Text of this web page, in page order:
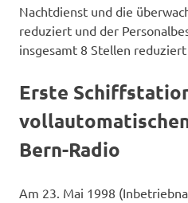
Nachtdienst und die
reduziert und der
insgesamt 8 Stellen
Erste
Bern-Radio
Am 23. Mai 1998